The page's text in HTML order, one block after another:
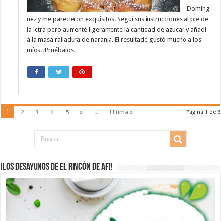
Domíng
uez y me parecieron exquisitos. Seguí sus instrucciones al pie de
la letra pero aumenté ligeramente la cantidad de azúcar y añadí
a la masa ralladura de naranja. El resultado gustó mucho a los
míos. ¡Pruébalos!
Página 1 de 6
1 2 3 4 5 » ... Última »
¡Los desayunos de El Rincón de Afi!